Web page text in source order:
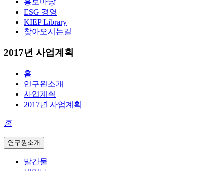
ESG 경영
KIEP Library
찾아오시는길
2017년 사업계획
홈
연구원소개
사업계획
2017년 사업계획
홈
연구원소개
발간물